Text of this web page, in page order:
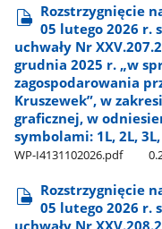
Rozstrzygnięcie
05 lutego 2026 r.
uchwały Nr
grudnia 2025 r. „w
zagospodarowania
Kruszewek”, w
graficznej, w
symbolami: 1L, 2L, 3L,
WP-I4131102026.pdf
Rozstrzygnięcie
05 lutego 2026 r.